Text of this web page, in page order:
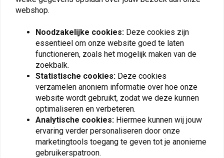
Trax Flessenset 2 Voor
Trax Accessoirehouder |
€57,56
Survival Tool
Zilver/Chroom
€3,28
View more
webshop.
Noodzakelijke cookies: Deze cookies zijn
essentieel om onze website goed te laten
functioneren, zoals het mogelijk maken van de
zoekbalk.
Statistische cookies: Deze cookies
verzamelen anoniem informatie over hoe onze
website wordt gebruikt, zodat we deze kunnen
optimaliseren en verbeteren.
Analytische cookies: Hiermee kunnen wij jouw
ervaring verder personaliseren door onze
marketingtools toegang te geven tot je anonieme
gebruikerspatroon.